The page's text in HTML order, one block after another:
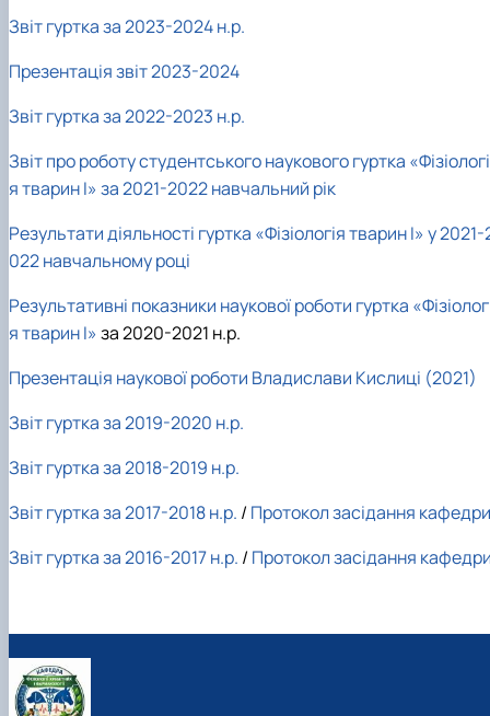
Звіт гуртка за 2023-2024 н.р.
Презентація звіт 2023-2024
Звіт гуртка за 2022-2023 н.р.
Звіт про роботу студентського наукового гуртка «Фізіологі
я тварин І» за 2021-2022 навчальний рік
Результати діяльності гуртка «Фізіологія тварин І» у 2021-
022 навчальному році
Результативні показники наукової роботи гуртка
я тварин І» за 2020-2021 н.р.
Презентація наукової роботи Владислави Кислиці (2021)
Звіт гуртка за 2019-2020 н.р.
Звіт гуртка за 2018-2019 н.р.
Звіт гуртка за 2017-2018 н.р. / Протокол засідання кафедри
Звіт гуртка за 2016-2017 н.р. / Протокол засідання